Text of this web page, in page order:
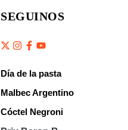
SEGUINOS
Día de la pasta
Malbec Argentino
Cóctel Negroni